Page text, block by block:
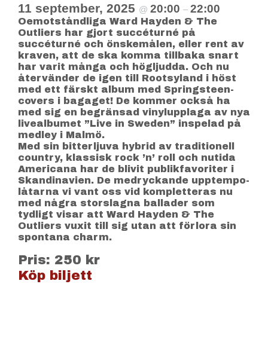
11 september, 2025 @ 20:00 – 22:00
Oemotståndliga Ward Hayden & The
Outliers har gjort succéturné på
succéturné och önskemålen, eller rent av
kraven, att de ska komma tillbaka snart
har varit många och högljudda. Och nu
återvänder de igen till Rootsyland i höst
med ett färskt album med Springsteen-
covers i bagaget! De kommer också ha
med sig en begränsad vinylupplaga av nya
livealbumet ”Live in Sweden” inspelad på
medley i Malmö.
Med sin bitterljuva hybrid av traditionell
country, klassisk rock ’n’ roll och nutida
Americana har de blivit publikfavoriter i
Skandinavien. De medryckande upptempo-
låtarna vi vant oss vid kompletteras nu
med några storslagna ballader som
tydligt visar att Ward Hayden & The
Outliers vuxit till sig utan att förlora sin
spontana charm.
Pris: 250 kr
Köp biljett